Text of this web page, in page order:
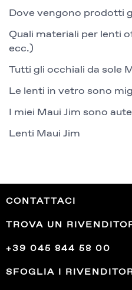
Dove vengono prodotti
Quali materiali per lenti
ecc.)
Tutti gli occhiali da sole
Le lenti in vetro sono
I miei Maui Jim sono
Lenti Maui Jim
CONTATTACI
TROVA UN
+39 045 844 58 00
SFOGLIA I